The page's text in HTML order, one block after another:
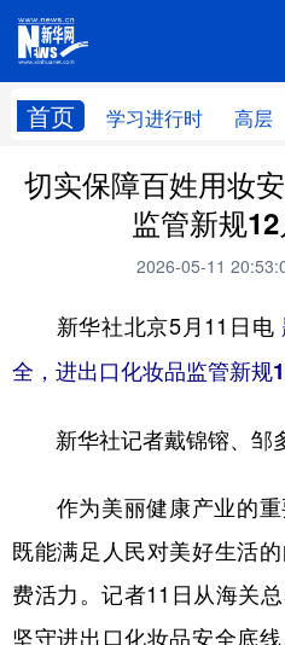
首页 学习进行时 高层
网站
学习进行时 高层
财经
科技 科创
文化 书画
访谈 视频
食品 人居
学术中国 乡村振兴
城市 旅游
切实保障百姓用妆
监管新规
2026-05-11
新华社北京5月11日电
全，进出口化妆品监管新规
新华社记者戴锦镕、邹
作为美丽健康产业的重
既能满足人民对美好生活
费活力。记者11日从海关
坚守进出口化妆品安全底